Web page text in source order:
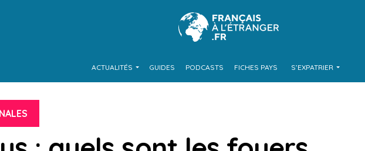
ACTUALITÉS GUIDES PODCASTS FICHES PAYS S’EXPATRIER